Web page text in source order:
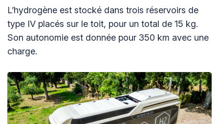
L’hydrogène est stocké dans trois réservoirs de
type IV placés sur le toit, pour un total de 15 kg.
Son autonomie est donnée pour 350 km avec une
charge.